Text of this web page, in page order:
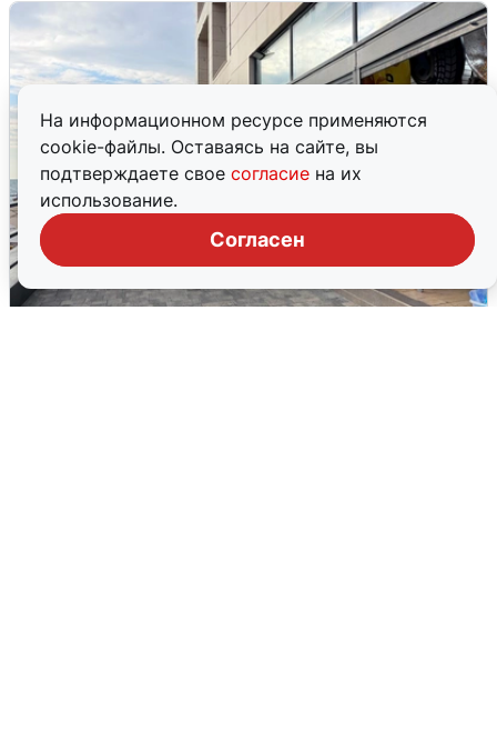
На информационном ресурсе применяются
cookie-файлы. Оставаясь на сайте, вы
подтверждаете свое согласие на их
использование.
Согласен